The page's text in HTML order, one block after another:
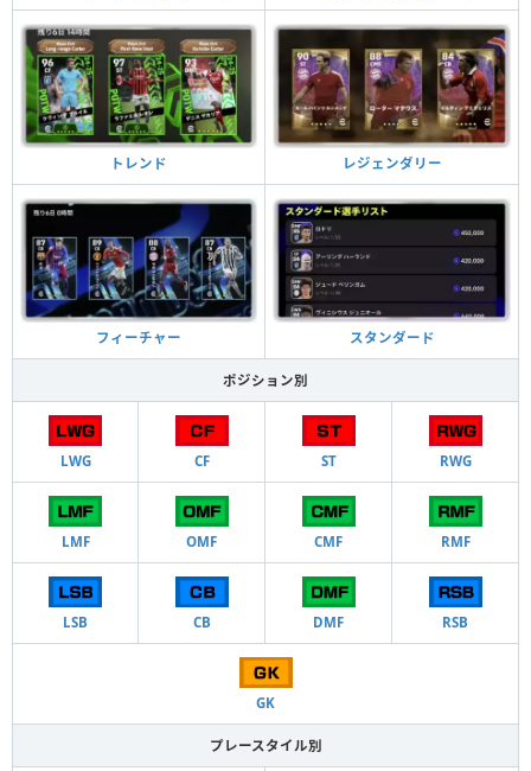
トレンド レジェンダリー
フィーチャー スタンダード
ポジション別
LWG CF ST RWG
LMF OMF CMF RMF
LSB CB DMF RSB
GK
プレースタイル別